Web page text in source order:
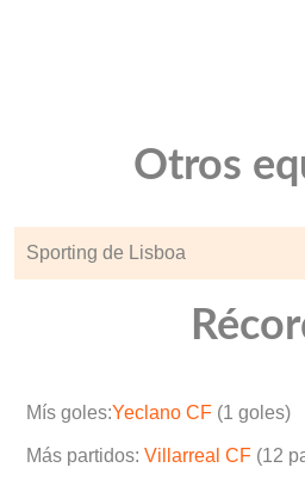
Otros
Sporting de Lisboa
Mís goles:Yeclano CF (1 goles)
Más partidos: Villarreal CF (12